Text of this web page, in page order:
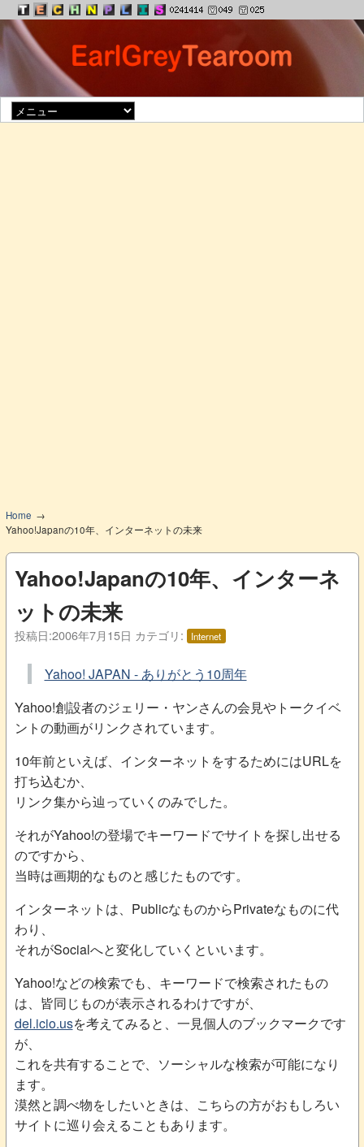
Home
Yahoo!Japanの10年、インターネットの未来
Yahoo!Japanの10年、インターネ
ットの未来
投稿日:2006年7月15日 カテゴリ: Internet
Yahoo! JAPAN - ありがとう10周年
Yahoo!創設者のジェリー・ヤンさんの会見やトークイベ
ントの動画がリンクされています。
10年前といえば、インターネットをするためにはURLを
打ち込むか、
リンク集から辿っていくのみでした。
それがYahoo!の登場でキーワードでサイトを探し出せる
のですから、
当時は画期的なものと感じたものです。
インターネットは、PublicなものからPrivateなものに代
わり、
それがSocialへと変化していくといいます。
Yahoo!などの検索でも、キーワードで検索されたもの
は、皆同じものが表示されるわけですが、
del.icio.usを考えてみると、一見個人のブックマークです
が、
これを共有することで、ソーシャルな検索が可能になり
ます。
漠然と調べ物をしたいときは、こちらの方がおもしろい
サイトに巡り会えることもあります。